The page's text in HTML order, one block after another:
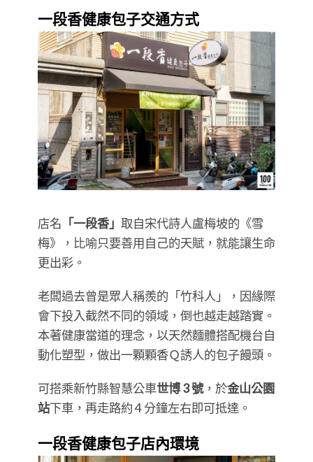
一段香健康包子交通方式
店名 「一段香」 取自宋代詩人盧梅坡的《雪
梅》，比喻只要善用自己的天賦，就能讓生命
更出彩。
老闆過去曾是眾人稱羨的「竹科人」，因緣際
會下投入截然不同的領域，倒也越走越踏實。
本著健康當道的理念，以天然麵體搭配機台自
動化塑型，做出一顆顆香Ｑ誘人的包子饅頭。
可搭乘新竹縣智慧公車世博 3 號，於金山公園
站下車，再走路約 4 分鐘左右即可抵達。
一段香健康包子店內環境